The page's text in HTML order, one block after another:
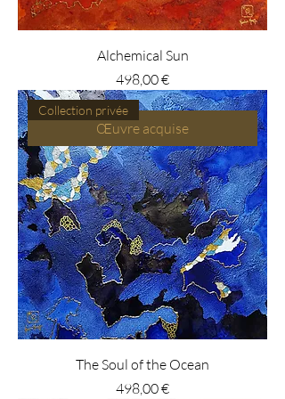
Alchemical Sun
Prix
498,00 €
Œuvre acquise
Collection privée
The Soul of the Ocean
Prix
498,00 €